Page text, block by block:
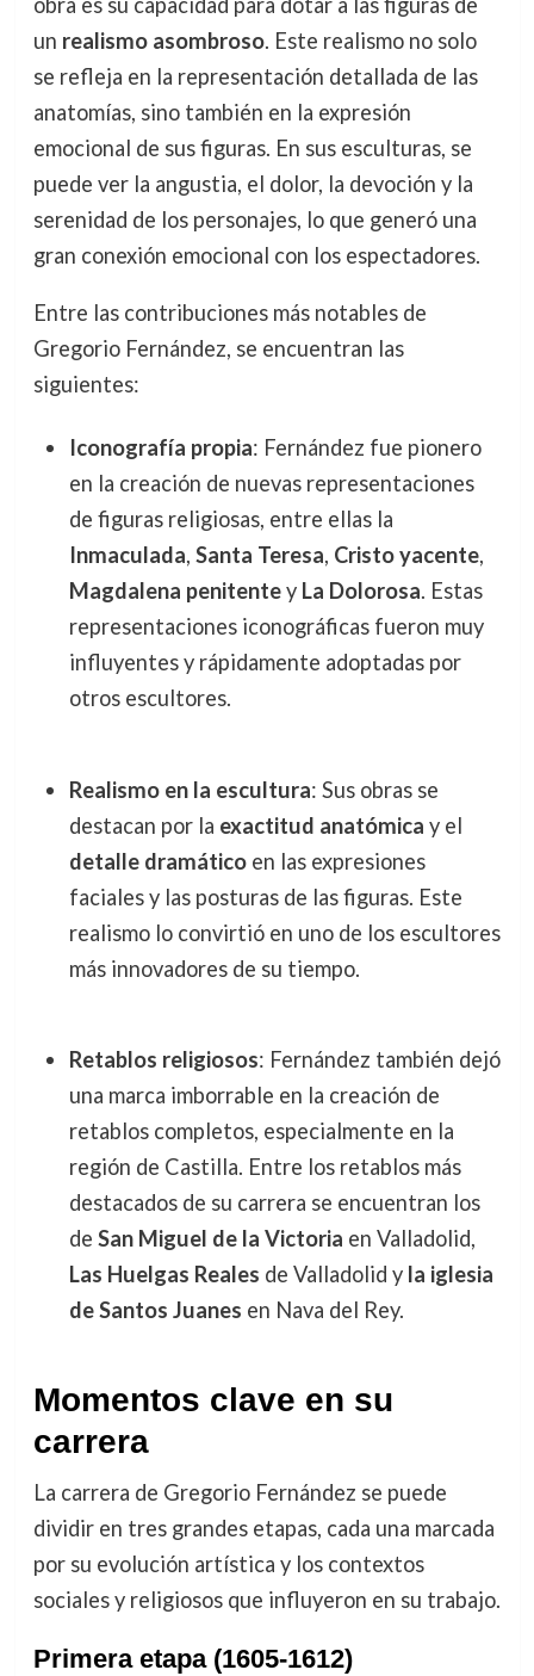
un realismo asombroso. Este realismo no solo
se refleja en la representación detallada de las
anatomías, sino también en la expresión
emocional de sus figuras. En sus esculturas, se
puede ver la angustia, el dolor, la devoción y la
serenidad de los personajes, lo que generó una
gran conexión emocional con los espectadores.
Entre las contribuciones más notables de
Gregorio Fernández, se encuentran las
siguientes:
Iconografía propia: Fernández fue pionero
en la creación de nuevas representaciones
de figuras religiosas, entre ellas la
Inmaculada, Santa Teresa, Cristo yacente,
Magdalena penitentey La Dolorosa. Estas
representaciones iconográficas fueron muy
influyentes y rápidamente adoptadas por
otros escultores.
Realismo en la escultura: Sus obras se
destacan por la exactitud anatómica y el
detalle dramáticoen las expresiones
faciales y las posturas de las figuras. Este
realismo lo convirtió en uno de los escultores
más innovadores de su tiempo.
Retablos religiosos: Fernández también dejó
una marca imborrable en la creación de
retablos completos, especialmente en la
región de Castilla. Entre los retablos más
destacados de su carrera se encuentran los
de San Miguel de la Victoria en Valladolid,
Las Huelgas Reales de Valladolid y la iglesia
de Santos Juanes en Nava del Rey.
Momentos clave en su
carrera
La carrera de Gregorio Fernández se puede
dividir en tres grandes etapas, cada una marcada
por su evolución artística y los contextos
sociales y religiosos que influyeron en su trabajo.
Primera etapa (1605-1612)